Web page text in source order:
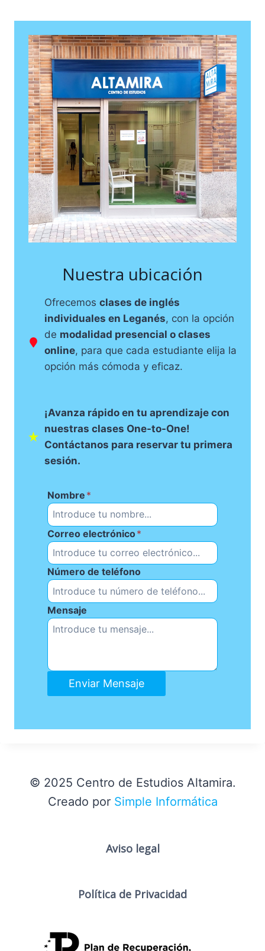
Nuestra ubicación
Ofrecemos clases de inglés
individuales en Leganés, con la opción
de modalidad presencial o clases
online, para que cada estudiante elija la
opción más cómoda y eficaz.
¡Avanza rápido en tu aprendizaje con
nuestras clases One-to-One!
Contáctanos para reservar tu primera
sesión.
Nombre *
Correo electrónico*
Número de teléfono
Mensaje
Enviar Mensaje
© 2025 Centro de Estudios Altamira.
Creado por Simple Informática
Aviso legal
Política de Privacidad